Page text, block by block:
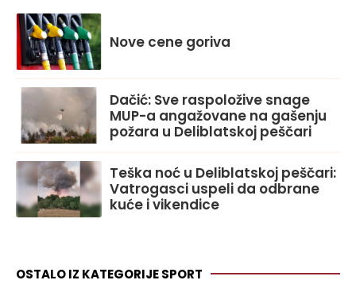
Nove cene goriva
Dačić: Sve raspoložive snage
MUP-a angažovane na gašenju
požara u Deliblatskoj peščari
Teška noć u Deliblatskoj peščari:
Vatrogasci uspeli da odbrane
kuće i vikendice
OSTALO IZ KATEGORIJE SPORT